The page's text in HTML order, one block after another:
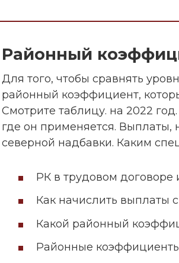
Районный
Для того, чтобы сравнять
районный коэффициент,
Смотрите таблицу. на 2022
где он применяется. Выплаты,
северной надбавки. Каким
РК в трудовом договоре
Как начислить выплаты
Какой районный
Районные